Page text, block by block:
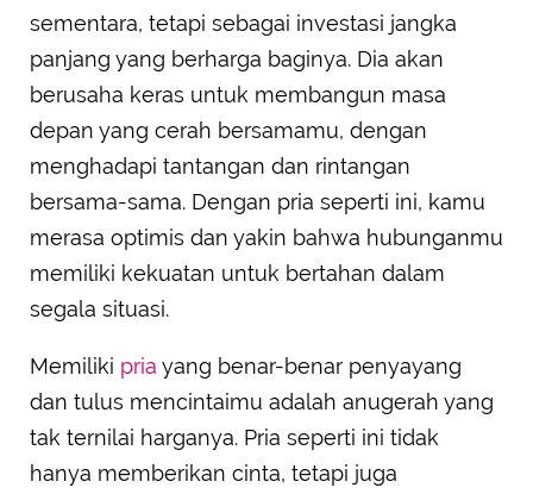
sementara, tetapi sebagai investasi jangka
panjang yang berharga baginya. Dia akan
berusaha keras untuk membangun masa
depan yang cerah bersamamu, dengan
menghadapi tantangan dan rintangan
bersama-sama. Dengan pria seperti ini, kamu
merasa optimis dan yakin bahwa hubunganmu
memiliki kekuatan untuk bertahan dalam
segala situasi.
Memiliki pria yang benar-benar penyayang
dan tulus mencintaimu adalah anugerah yang
tak ternilai harganya. Pria seperti ini tidak
hanya memberikan cinta, tetapi juga